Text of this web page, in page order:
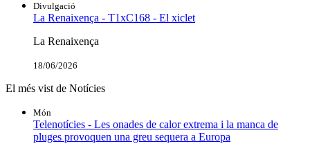
Divulgació
La Renaixença - T1xC168 - El xiclet
La Renaixença
18/06/2026
El més vist de Notícies
Món
Telenotícies - Les onades de calor extrema i la manca de
pluges provoquen una greu sequera a Europa